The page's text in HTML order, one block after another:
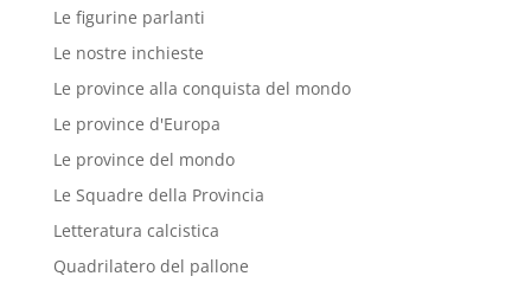
Le figurine parlanti
Le nostre inchieste
Le province alla conquista del mondo
Le province d'Europa
Le province del mondo
Le Squadre della Provincia
Letteratura calcistica
Quadrilatero del pallone